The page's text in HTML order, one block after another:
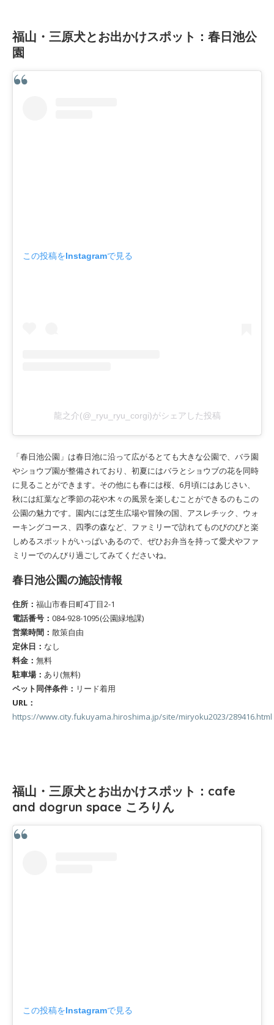
福山・三原犬とお出かけスポット：春日池公
園
この投稿をInstagramで見る
龍之介(@_ryu_ryu_corgi)がシェアした投稿
「春日池公園」は春日池に沿って広がるとても大きな公園で、バラ園
やショウブ園が整備されており、初夏にはバラとショウブの花を同時
に見ることができます。その他にも春には桜、6月頃にはあじさい、
秋には紅葉など季節の花や木々の風景を楽しむことができるのもこの
公園の魅力です。園内には芝生広場や冒険の国、アスレチック、ウォ
ーキングコース、四季の森など、ファミリーで訪れてものびのびと楽
しめるスポットがいっぱいあるので、ぜひお弁当を持って愛犬やファ
ミリーでのんびり過ごしてみてくださいね。
春日池公園の施設情報
住所： 福山市春日町4丁目2-1
電話番号： 084-928-1095(公園緑地課)
営業時間： 散策自由
定休日： なし
料金： 無料
駐車場： あり(無料)
ペット同伴条件： リード着用
URL：
https://www.city.fukuyama.hiroshima.jp/site/miryoku2023/289416.html
福山・三原犬とお出かけスポット：cafe
and dogrun space ころりん
この投稿をInstagramで見る